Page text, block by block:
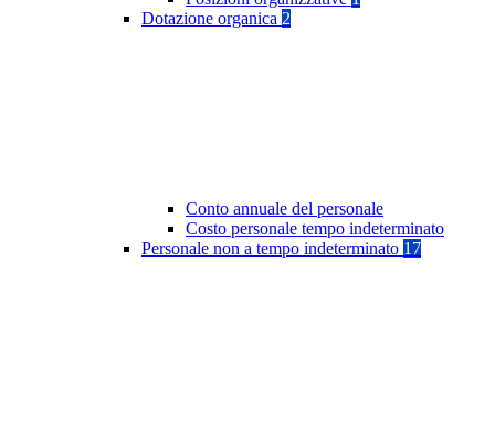
Dotazione organica 2
Conto annuale del personale
Costo personale tempo indeterminato
Personale non a tempo indeterminato 17